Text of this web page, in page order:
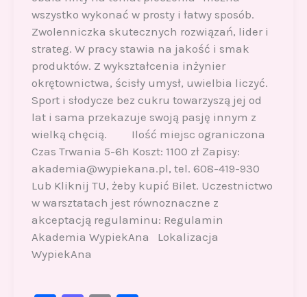
wszystko wykonać w prosty i łatwy sposób.
Zwolenniczka skutecznych rozwiązań, lider i
strateg. W pracy stawia na jakość i smak
produktów. Z wykształcenia inżynier
okrętownictwa, ścisły umysł, uwielbia liczyć.
Sport i słodycze bez cukru towarzyszą jej od
lat i sama przekazuje swoją pasję innym z
wielką chęcią. Ilość miejsc ograniczona
Czas Trwania 5-6h Koszt: 1100 zł Zapisy:
akademia@wypiekana.pl, tel. 608-419-930
Lub Kliknij TU, żeby kupić Bilet. Uczestnictwo
w warsztatach jest równoznaczne z
akceptacją regulaminu: Regulamin
Akademia WypiekAna Lokalizacja
WypiekAna